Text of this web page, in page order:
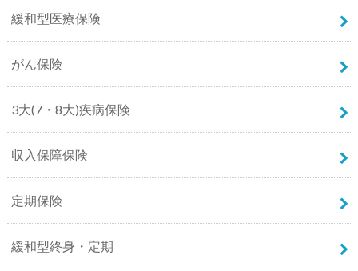
緩和型医療保険
がん保険
3大(7・8大)疾病保険
収入保障保険
定期保険
緩和型終身・定期